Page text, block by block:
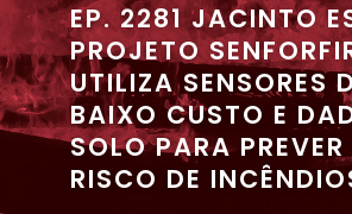
EP. 2281 JACINTO
PROJETO
UTILIZA SENSORES
BAIXO CUSTO E
SOLO PARA
RISCO DE